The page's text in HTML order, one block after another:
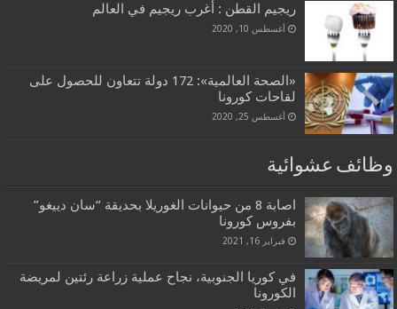
ريجيم القطن : أغرب ريجيم في العالم
أغسطس 10, 2020
«الصحة العالمية»: 172 دولة تتعاون للحصول على
لقاحات كورونا
أغسطس 25, 2020
وظائف عشوائية
اصابة 8 من حيوانات الغوريلا بحديقة “سان دييغو”
بفروس كورونا
فبراير 16, 2021
في كوريا الجنوبية، نجاح عملية زراعة رئتين لمريضة
الكورونا